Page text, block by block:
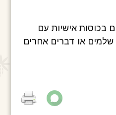
בכוסות אישיות עם
שלמים או דברים אחרים